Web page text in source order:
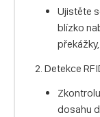
Ujistěte
blízko
Detekce
dosahu